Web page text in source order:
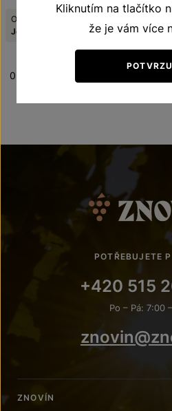
Odrůda:
Johanniter
Terroir - toulky
0 produktů
POTŘEBUJETE
+420 515
Po – Pá: 7:00
ZNOVÍN
Kliknutím na tlačítko
že je vám více